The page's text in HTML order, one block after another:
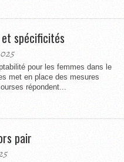
spécificités
pour les femmes dans le
met en place des mesures
répondent...
pair